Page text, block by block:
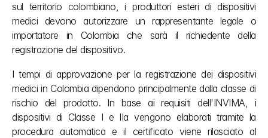
sul territorio colombiano, i produttori esteri di dispositivi
medici devono autorizzare un rappresentante legale o
importatore in Colombia che sarà il richiedente della
registrazione del dispositivo.
I tempi di approvazione per la registrazione dei dispositivi
medici in Colombia dipendono principalmente dalla classe di
rischio del prodotto. In base ai requisiti dell'INVIMA, i
dispositivi di Classe I e IIa vengono elaborati tramite la
procedura automatica e il certificato viene rilasciato al